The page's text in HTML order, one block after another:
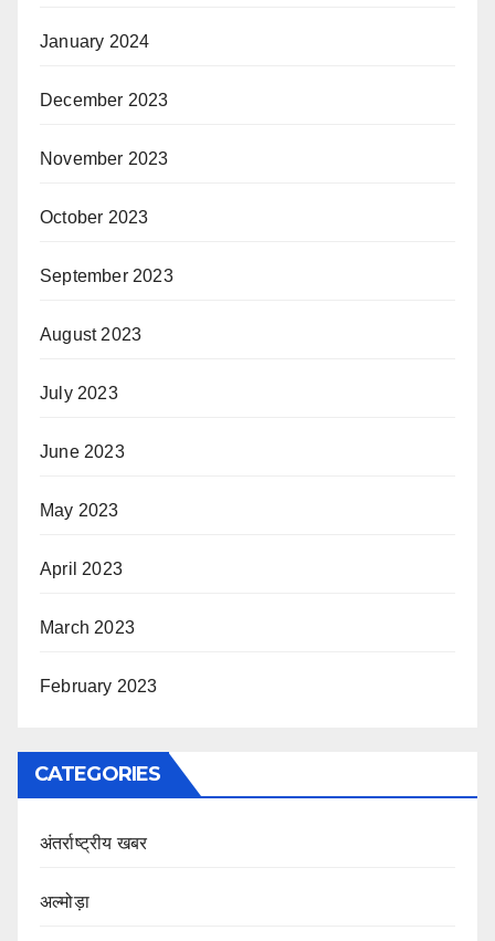
January 2024
December 2023
November 2023
October 2023
September 2023
August 2023
July 2023
June 2023
May 2023
April 2023
March 2023
February 2023
CATEGORIES
अंतर्राष्ट्रीय खबर
अल्मोड़ा